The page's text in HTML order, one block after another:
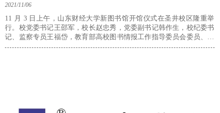
2021/11/06
11 月 3 日上午，山东财经大学新图书馆开馆仪式在圣井校区隆重举
行。校党委书记王邵军，校长赵忠秀，党委副书记韩作生，校纪委书
记、监察专员王福岱，教育部高校图书情报工作指导委员会委员、山
东省高校图工委副主任、山东师范大学图书馆馆长杜保国教授及部分